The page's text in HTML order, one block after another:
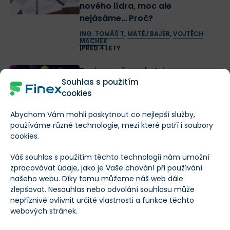
Souhlas s použitím
cookies
Abychom Vám mohli poskytnout co nejlepší služby,
používáme různé technologie, mezi které patří i soubory
cookies.
Váš souhlas s použitím těchto technologií nám umožní
zpracovávat údaje, jako je Vaše chování při používání
našeho webu. Díky tomu můžeme náš web dále
zlepšovat. Nesouhlas nebo odvolání souhlasu může
nepříznivě ovlivnit určité vlastnosti a funkce těchto
webových stránek.
nového lídra, moc ale
nejásáme… Proč?
ING. TOMÁŠ T, MATĚJ BAJER,VOJTĚCH
MACHEK
|PŘED 4 LETY
Portu nově poskytuje
investování do kryptoměn – Co
všechno nabízí nové Portu
NIKOLA ENGELMANN|PŘED 4 LETY
aplikaci – investovat teď půjde
na pár kliků
NIKOLA ENGELMANN|PŘED 4 LETY